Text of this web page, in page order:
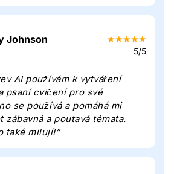
Johnson ★★★★★
5/5
AI používám k vytváření
psaní cvičení pro své
se používá a pomáhá mi
zábavná a poutavá témata.
také milují!”